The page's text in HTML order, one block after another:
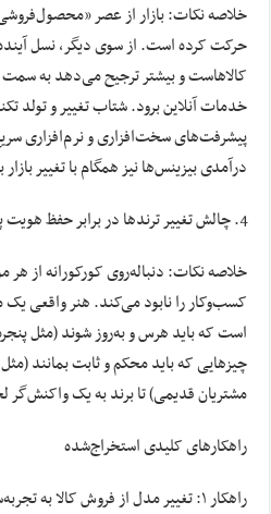
خلاصه نکات: بازار از عصر
حرکت کرده است. از سوی دیگر، نسل
کالاهاست و بیشتر ترجیح می‌دهد به
خدمات آنلاین برود. شتاب تغییر و تولد
پیشرفت‌های سخت‌افزاری و نرم‌افزاری
درآمدی بیزینس‌ها نیز همگام با تغییر
چالش تغییر ترندها در برابر حفظ هویت
خلاصه نکات: دنباله‌روی کورکورانه از هر
کسب‌وکار را نابود می‌کند. هنر واقعی
است که باید هرس و به‌روز شوند (مثل
چیزهایی که باید محکم و ثابت بمانند
مشتریان قدیمی) تا برند به یک واکنش‌گر
راهکارهای کلیدی استخراج‌شده
راهکار ۱: تغییر مدل از فروش کالا به تجربه‌سازی و شخصی‌سازی محصول